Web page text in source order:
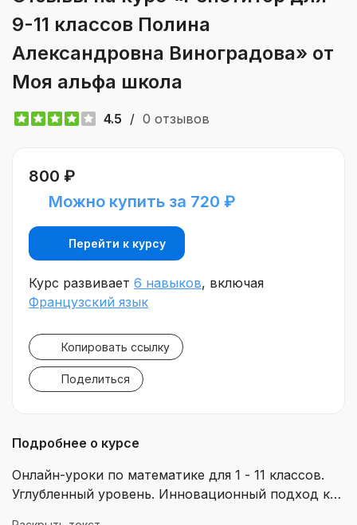
9-11 классов Полина
Александровна Виноградова» от
Моя альфа школа
4.5 / 0 отзывов
800 ₽
Можно купить за 720 ₽
Перейти к курсу
Курс развивает 6 навыков, включая
Французский язык
Копировать ссылку
Поделиться
Подробнее о курсе
Онлайн-уроки по математике для 1 - 11 классов.
Углубленный уровень. Инновационный подход к